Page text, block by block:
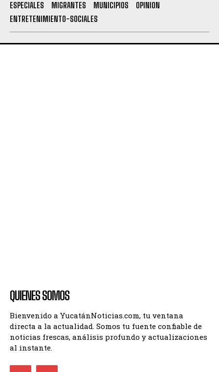
ESPECIALES MIGRANTES MUNICIPIOS
OPINION
ENTRETENIMIENTO-SOCIALES
QUIENES SOMOS
Bienvenido a YucatánNoticias.com, tu ventana
directa a la actualidad. Somos tu fuente confiable de
noticias frescas, análisis profundo y actualizaciones
al instante.